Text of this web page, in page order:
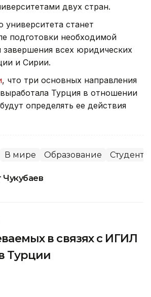
двух стран.
университета станет
подготовки необходимой
завершения всех юридических
и Сирии.
, что три основных направления
Турция в отношении
определять ее действия
В мире Образование Студенты
Чукубаев
в связях с ИГИЛ
Турции